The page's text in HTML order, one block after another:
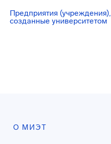
Предприятия (учреждения),
созданные университетом
О МИЭТ